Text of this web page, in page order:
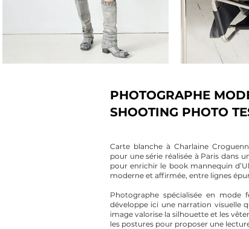
PHOTOGRAPHE
SHOOTING PHOTO
Carte blanche à Charlaine
pour une série réalisée à Paris dans
pour enrichir le book mannequin
moderne et affirmée, entre lignes
Photographe spécialisée en mode
développe ici une narration visuelle
image valorise la silhouette et les
les postures pour proposer une